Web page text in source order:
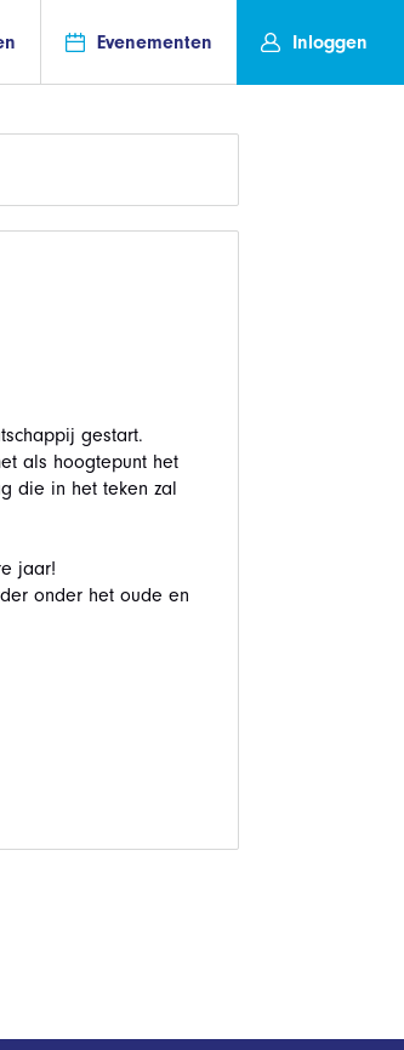
Evenementen Inloggen
gestart.
als hoogtepunt het
die in het teken zal
jaar!
onder het oude en